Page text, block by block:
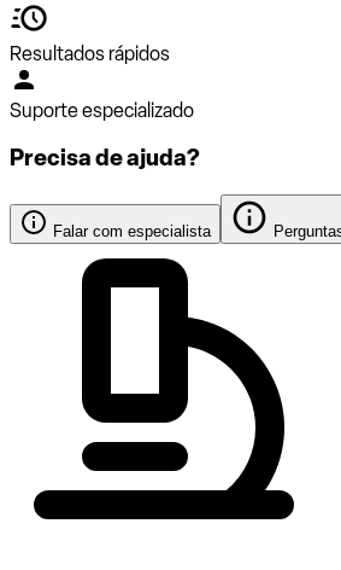
Resultados rápidos
Suporte especializado
Precisa de ajuda?
Falar com especialista